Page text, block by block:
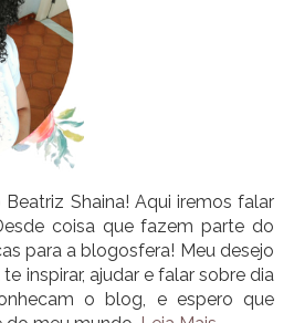
Shaina! Aqui iremos falar
coisa que fazem parte do
para a blogosfera! Meu desejo
inspirar, ajudar e falar sobre dia
o blog, e espero que